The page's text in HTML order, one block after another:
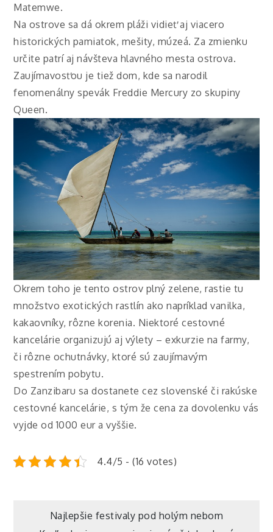
Matemwe.
Na ostrove sa dá okrem pláži vidieť aj viacero
historických pamiatok, mešity, múzeá. Za zmienku
určite patrí aj návšteva hlavného mesta ostrova.
Zaujímavosťou je tiež dom, kde sa narodil
fenomenálny spevák Freddie Mercury zo skupiny
Queen.
Okrem toho je tento ostrov plný zelene, rastie tu
množstvo exotických rastlín ako napríklad vanilka,
kakaovníky, rôzne korenia. Niektoré cestovné
kancelárie organizujú aj výlety – exkurzie na farmy,
či rôzne ochutnávky, ktoré sú zaujímavým
spestrením pobytu.
Do Zanzibaru sa dostanete cez slovenské či rakúske
cestovné kancelárie, s tým že cena za dovolenku vás
vyjde od 1000 eur a vyššie.
4.4/5 - (16 votes)
Navigace
Najlepšie festivaly pod holým nebom